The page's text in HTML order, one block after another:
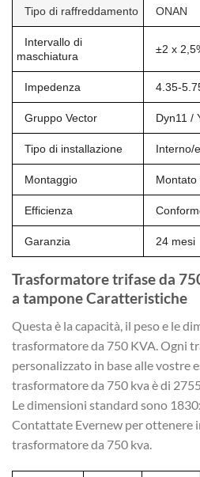
Tipo di raffreddamento ONAN
Intervallo di
maschiatura
±2 x
Impedenza 4.35-
Gruppo Vector Dyn11 /
Tipo di installazione Interno/
Montaggio
Efficienza
Garanzia 24 mesi
Trasformatore trifase da
a tampone Caratteristiche
Questa è la capacità, il peso e le
trasformatore da 750 KVA. Ogni
personalizzato in base alle vostre
trasformatore da 750 kva è di
Le dimensioni standard sono
Contattate Evernew per ottenere
trasformatore da 750 kva.